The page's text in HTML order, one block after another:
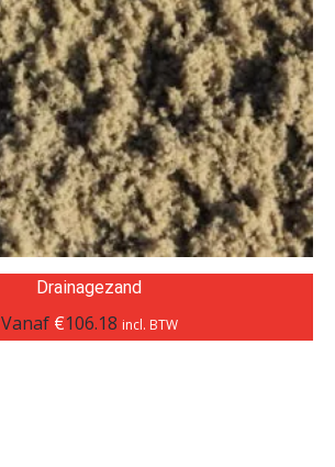
Drainagezand
Vanaf €106.18 incl. BTW